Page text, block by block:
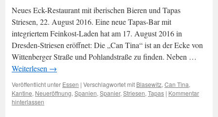
Neues Eck-Restaurant mit iberischen Bieren und Tapas
Striesen, 22. August 2016. Eine neue Tapas-Bar mit
integriertem Feinkost-Laden hat am 17. August 2016 in
Dresden-Striesen eröffnet: Die „Can Tina“ ist an der Ecke von
Wittenberger Straße und Pohlandstraße zu finden. Neben …
Weiterlesen →
Veröffentlicht unter Essen | Verschlagwortet mit Blasewitz, Can Tina,
Kantine, Neueröffnung, Spanien, Spanier, Striesen, Tapas | Kommentar
hinterlassen